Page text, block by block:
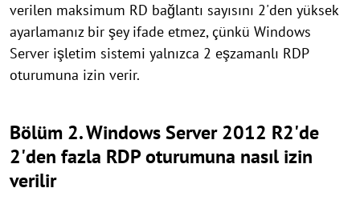
verilen maksimum RD bağlantı sayısını 2'den yüksek
ayarlamanız bir şey ifade etmez, çünkü Windows
Server işletim sistemi yalnızca 2 eşzamanlı RDP
oturumuna izin verir.
Bölüm 2. Windows Server 2012 R2'de
2'den fazla RDP oturumuna nasıl izin
verilir